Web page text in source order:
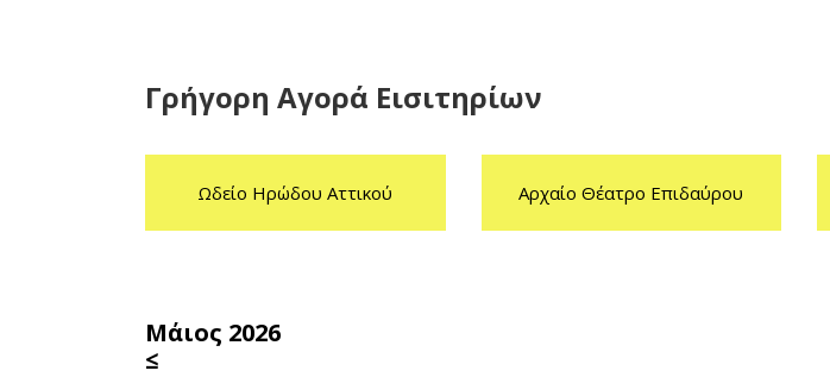
Γρήγορη Αγορά Εισιτηρίων
Ωδείο Ηρώδου Αττικού Αρχαίο Θέατρο Επιδαύρου
Μάιος 2026
≤